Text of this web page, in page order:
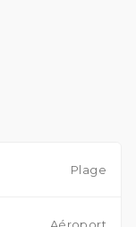
Plage